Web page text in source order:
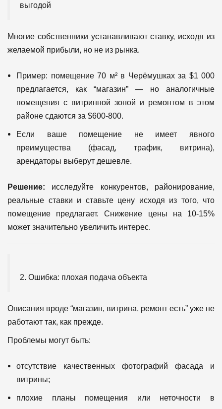
выгодой
Многие собственники устанавливают ставку, исходя из
желаемой прибыли, но не из рынка.
Пример: помещение 70 м² в Черёмушках за $1 000
предлагается, как “магазин” — но аналогичные
помещения с витринной зоной и ремонтом в этом
районе сдаются за $600-800.
Если ваше помещение не имеет явного
преимущества (фасад, трафик, витрина),
арендаторы выберут дешевле.
Решение: исследуйте конкурентов, районирование,
реальные ставки и ставьте цену исходя из того, что
помещение предлагает. Снижение цены на 10-15%
может значительно увеличить интерес.
2. Ошибка: плохая подача объекта
Описания вроде “магазин, витрина, ремонт есть” уже не
работают так, как прежде.
Проблемы могут быть:
отсутствие качественных фотографий фасада и
витрины;
плохие планы помещения или неточности в